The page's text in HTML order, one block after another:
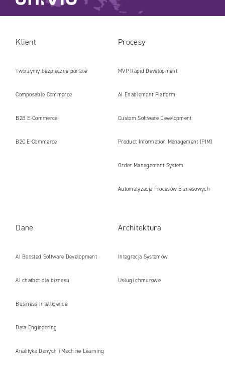
Klient
Tworzymy bezpieczne portale
internetowe i platformy gotowe na erę
AI
Composable Commerce
B2B E‑Commerce
B2C E‑Commerce
Procesy
MVP Rapid Development
AI Enablement Platform
Custom Software Development
Product Information Management (PIM)
Order Management System
Automatyzacja Procesów Biznesowych
Dane
AI Boosted Software Development
AI chatbot dla biznesu
Business Intelligence
Data Engineering
Analityka Danych i Machine Learning
Architektura
Integracja Systemów
Usługi chmurowe